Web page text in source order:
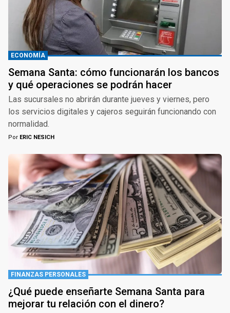
ECONOMÍA
Semana Santa: cómo funcionarán los bancos
y qué operaciones se podrán hacer
Las sucursales no abrirán durante jueves y viernes, pero
los servicios digitales y cajeros seguirán funcionando con
normalidad.
Por ERIC NESICH
FINANZAS PERSONALES
¿Qué puede enseñarte Semana Santa para
mejorar tu relación con el dinero?